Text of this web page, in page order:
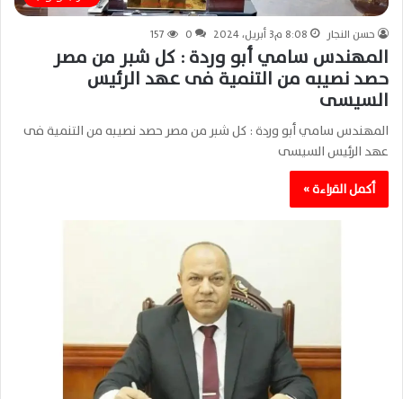
حسن النجار 8:08 م3 أبريل، 2024 0
157
المهندس سامي أبو وردة : كل شبر من مصر
حصد نصيبه من التنمية فى عهد الرئيس
السيسى
المهندس سامي أبو وردة : كل شبر من مصر حصد نصيبه من التنمية فى
عهد الرئيس السيسى
أكمل القراءة »